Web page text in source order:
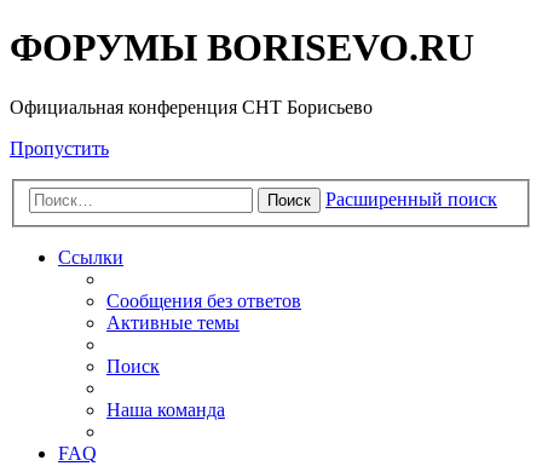
ФОРУМЫ BORISEVO.RU
Официальная конференция СНТ Борисьево
Пропустить
Поиск Расширенный поиск
Ссылки
Сообщения без ответов
Активные темы
Поиск
Наша команда
FAQ